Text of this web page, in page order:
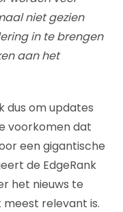
niet gezien
in te brengen
aan het
dus om updates
voorkomen dat
een gigantische
de EdgeRank
het nieuws te
relevant is.